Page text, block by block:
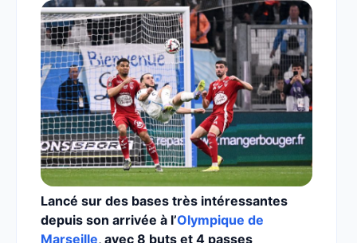
Lancé sur des bases très intéressantes
depuis son arrivée à l’Olympique de
Marseille, avec 8 buts et 4 passes